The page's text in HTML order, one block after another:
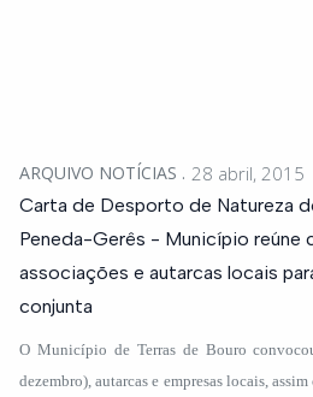
ARQUIVO NOTÍCIAS 28 abril, 2015
Carta de Desporto de Natureza
Peneda-Gerês - Município reúne
associações e autarcas locais
conjunta
O Município de Terras de Bouro
dezembro), autarcas e empresas locais,